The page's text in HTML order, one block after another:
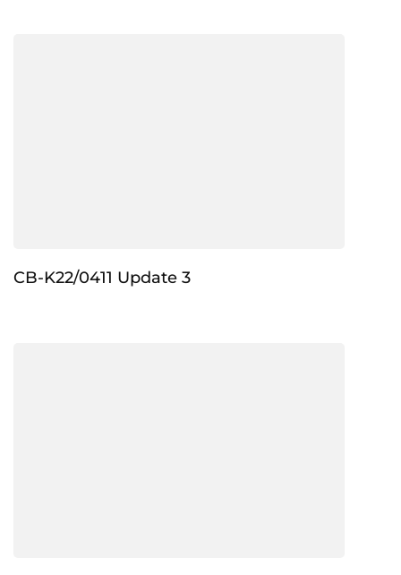
CB-K22/0411 Update 3